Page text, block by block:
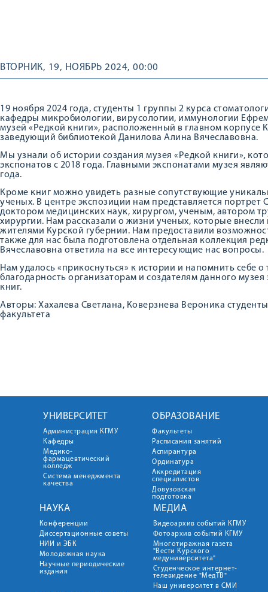
ВТОРНИК, 19, НОЯБРЬ 2024, 00:00
19 ноября 2024 года, студенты 1 группы 2 курса
кафедры микробиологии, вирусологии, иммунологии
музей «Редкой книги», расположенный в главном корпусе
заведующий библиотекой Данилова Алина Вячеславовна.
Мы узнали об истории создания музея «Редкой книги»,
экспонатов с 2018 года. Главными экспонатами музея
года.
Кроме книг можно увидеть разные сопутствующие
ученых. В центре экспозиции нам представляется
доктором медицинских наук, хирургом, ученым, автором
хирургии. Нам рассказали о жизни ученых, которые
жителями Курской губернии. Нам предоставили
также для нас была подготовлена отдельная коллекция
Вячеславовна ответила на все интересующие нас вопросы.
Нам удалось «прикоснуться» к истории и напомнить себе
благодарность организаторам и создателям данного
книг.
Авторы: Хахалева Светлана, Коверзнева Вероника
факультета
УНИВЕРСИТЕТ
Администрация КГМУ
Кафедры
Медико-
фармацевтический
колледж
Система менеджмента
качества
ОБРАЗОВАНИЕ
Факультеты
Расписания занятий
Аспирантура
Ординатура
Аккредитация
специалистов
Довузовская
подготовка
НАУКА
Конференции
Диссертационные советы
НИИ и ЭБК
Молодежная наука
Научные периодические
издания
МЕДИА
Видеоархив событий КГМУ
Фотоархив событий КГМУ
Многотиражная газета
"Вести Курского
медуниверситета"
Студенческое интернет-
телевидение "МедТВ"
Наш университет в СМИ